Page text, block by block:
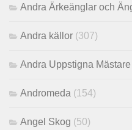
Andra Ärkeänglar och
Andra källor (307)
Andra Uppstigna Mästare
Andromeda (154)
Angel Skog (50)